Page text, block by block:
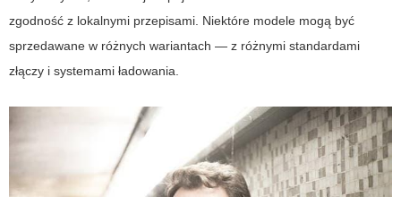
zgodność z lokalnymi przepisami. Niektóre modele mogą być
sprzedawane w różnych wariantach — z różnymi standardami
złączy i systemami ładowania.